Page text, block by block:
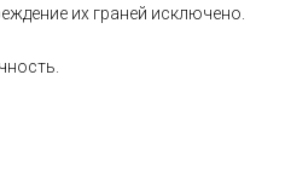
их граней исключено.